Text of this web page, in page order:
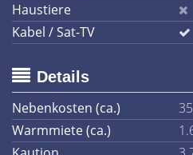
Haustiere
Kabel / Sat-TV
Details
Nebenkosten (ca.)
Warmmiete (ca.)